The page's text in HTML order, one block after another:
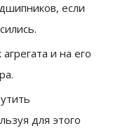
если
и на его
для этого